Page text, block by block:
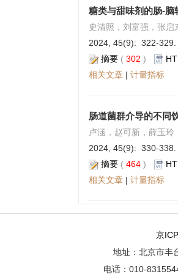
糖类与甜味剂的肠-脑
史清照，刘富强，张
2024, 45(9): 322-
摘要 ( 302 )
相关文章 | 计量指标
肠道菌群介导的不同
卢涵，赵可新，薛玉玲
2024, 45(9): 330-
摘要 ( 464 )
相关文章 | 计量指标
京
地址：北京市丰
电话：010-